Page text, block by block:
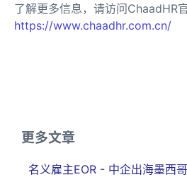
了解更多信息，请访问ChaadHR官
https://www.chaadhr.com.cn/
更多文章
名义雇主EOR - 中企出海墨西